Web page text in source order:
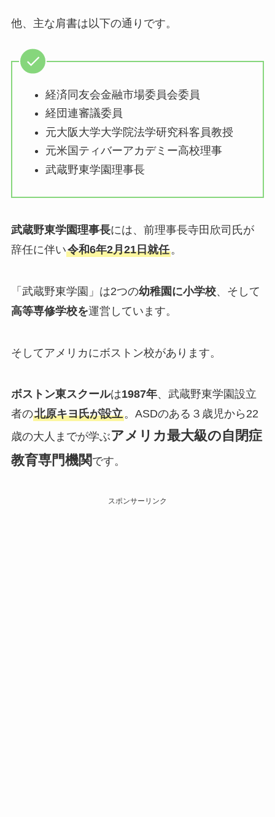
他、主な肩書は以下の通りです。
経済同友会金融市場委員会委員
経団連審議委員
元大阪大学大学院法学研究科客員教授
元米国ティバーアカデミー高校理事
武蔵野東学園理事長
武蔵野東学園理事長には、前理事長寺田欣司氏が
辞任に伴い令和6年2月21日就任。
「武蔵野東学園」は2つの幼稚園に小学校、そして
高等専修学校を運営しています。
そしてアメリカにボストン校があります。
ボストン東スクールは1987年、武蔵野東学園設立
者の北原キヨ氏が設立。ASDのある３歳児から22
歳の大人までが学ぶアメリカ最大級の自閉症
教育専門機関です。
スポンサーリンク